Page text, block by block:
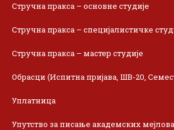
Стручна пракса – основне студије
Стручна пракса – специјалистичке
Стручна пракса – мастер студије
Обрасци (Испитна пријава, ШВ-20,
Уплатница
Упутство за писање академских